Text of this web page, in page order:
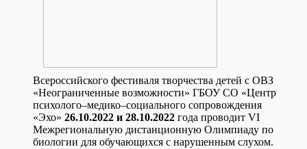
Всероссийского фестиваля творчества детей с ОВЗ
«Неограниченные возможности» ГБОУ СО «Центр
психолого–медико–социального сопровождения
«Эхо» 26.10.2022 и 28.10.2022 года проводит VI
Межрегиональную дистанционную Олимпиаду по
биологии для обучающихся с нарушенным слухом.